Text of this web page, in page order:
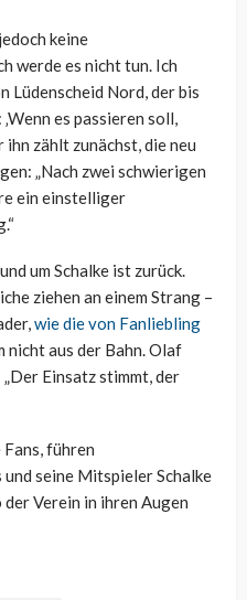
keine
werde es nicht tun. Ich
Lüdenscheid Nord, der bis
es passieren soll,
ihn zählt zunächst, die neu
„Nach zwei schwierigen
ein einstelliger
um Schalke ist zurück.
ziehen an einem Strang –
wie die von Fanliebling
nicht aus der Bahn. Olaf
Einsatz stimmt, der
führen
seine Mitspieler Schalke
Verein in ihren Augen